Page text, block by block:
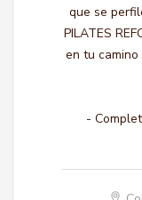
que se
PILATES
en tu
-